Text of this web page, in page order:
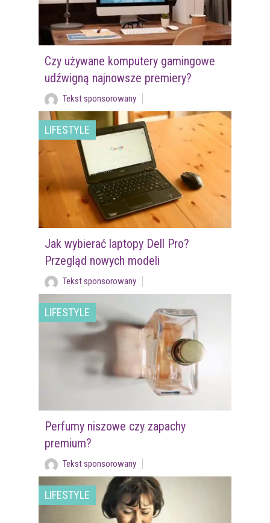
Czy używane komputery gamingowe
udźwigną najnowsze premiery?
Tekst sponsorowany
LIFESTYLE
Jak wybierać laptopy Dell Pro?
Przegląd nowych modeli
Tekst sponsorowany
LIFESTYLE
Perfumy niszowe czy zapachy
premium?
Tekst sponsorowany
LIFESTYLE